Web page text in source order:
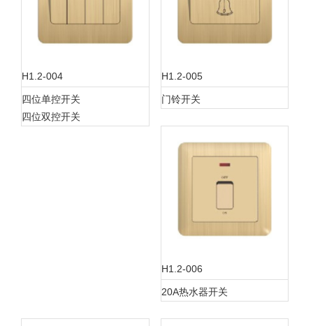
H1.2-004
四位单控开关
四位双控开关
H1.2-005
门铃开关
H1.2-006
20A热水器开关